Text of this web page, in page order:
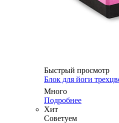
Быстрый просмотр
Блок для йоги
Много
Подробнее
Хит
Советуем